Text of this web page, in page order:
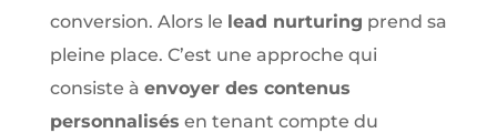
conversion. Alors le lead nurturing prend sa
pleine place. C’est une approche qui
consiste à envoyer des contenus
personnalisés en tenant compte du